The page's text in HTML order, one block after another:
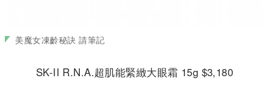
美魔女凍齡秘訣 請筆記
SK-II R.N.A.超肌能緊緻大眼霜 15g $3,180